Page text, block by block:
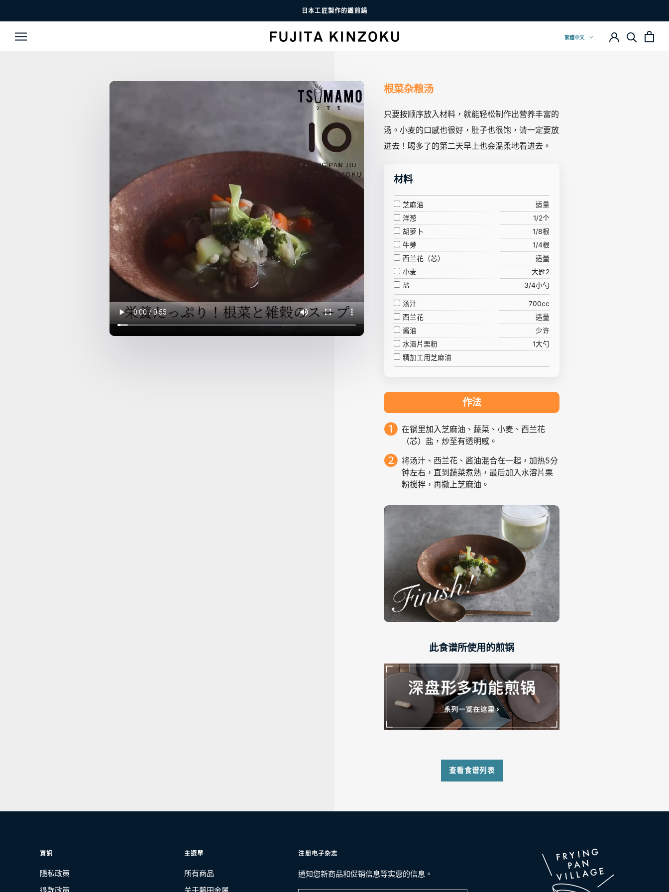
日本工匠製作的鐵煎鍋
語
繁體中文
根菜杂粮汤
只要按顺序放入材料，就能轻松制作出营养丰富的
汤。小麦的口感也很好，肚子也很饱，请一定要放
进去！喝多了的第二天早上也会温柔地看进去。
材料
芝麻油
适量
洋葱
1/2个
胡萝卜
1/8根
牛蒡
1/4根
西兰花（芯）
适量
小麦
大匙2
盐
3/4小勺
汤汁
700cc
西兰花
适量
酱油
少许
水溶片栗粉
1大勺
精加工用芝麻油
作法
在锅里加入芝麻油、蔬菜、小麦、西兰花
（芯）盐，炒至有透明感。
将汤汁、西兰花、酱油混合在一起，加热5分
钟左右，直到蔬菜煮熟，最后加入水溶片栗
粉搅拌，再撒上芝麻油。
此食谱所使用的煎锅
查看食谱列表
資訊
隱私政策
主選單
所有商品
注册电子杂志
通知您新商品和促销信息等实惠的信息。